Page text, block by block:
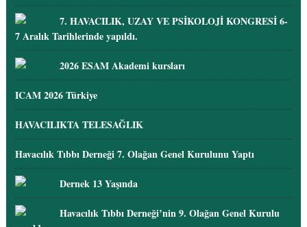
7. HAVACILIK, UZAY VE PSİKOLOJİ KONGRESİ 6-
7 Aralık Tarihlerinde yapıldı.
2026 ESAM Akademi kursları
ICAM 2026 Türkiye
HAVACILIKTA TELESAĞLIK
Havacılık Tıbbı Derneği 7. Olağan Genel Kurulunu Yaptı
Dernek 13 Yaşında
Havacılık Tıbbı Derneği’nin 9. Olağan Genel Kurulu